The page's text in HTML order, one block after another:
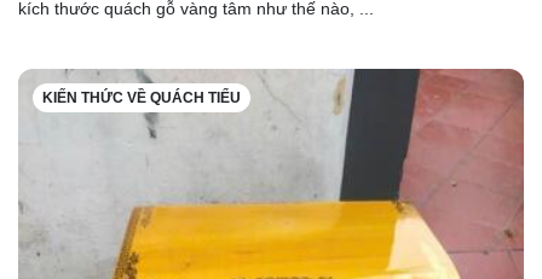
kích thước quách gỗ vàng tâm như thế nào, ...
KIẾN THỨC VỀ QUÁCH TIỂU